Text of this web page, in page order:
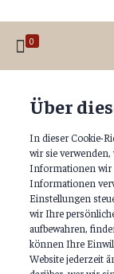
0
Über
In dieser Cookie-
wir sie
Informationen wir
Informationen
Einstellungen
wir Ihre
aufbewahren,
können Ihre
Website jederzeit